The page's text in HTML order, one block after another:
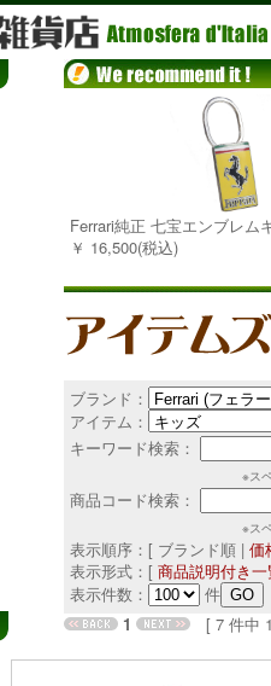
Ferrari純正 七宝エンブレム
￥ 16,500(税込)
ブランド：
アイテム：
キーワード検索：
※ス
商品コード検索：
※ス
表示順序：[ ブランド順 | 価
表示形式：[ 商品説明付き
表示件数：
件
1
[ 7 件中